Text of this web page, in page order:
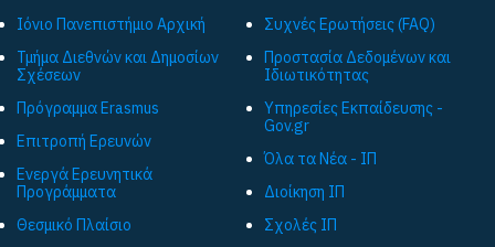
Ιόνιο Πανεπιστήμιο Αρχική
Τμήμα Διεθνών και Δημοσίων
Σχέσεων
Πρόγραμμα Εrasmus
Επιτροπή Ερευνών
Ενεργά Ερευνητικά
Προγράμματα
Θεσμικό Πλαίσιο
Συχνές Ερωτήσεις (FAQ)
Προστασία Δεδομένων και
Ιδιωτικότητας
Υπηρεσίες Εκπαίδευσης -
Gov.gr
Όλα τα Νέα - ΙΠ
Διοίκηση ΙΠ
Σχολές ΙΠ